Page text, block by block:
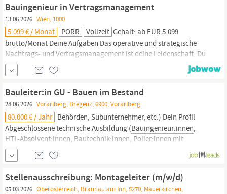
technische Ausbildung im Hochbau, in der Bautechnik oder im
Bauingenieurwesen
Bauingenieur in Vertragsmanagement
13.06.2026 Wien, 1000
5.099 € / Monat PORR Vollzeit Gehalt: ab EUR 5.099
brutto/Monat Deine Aufgaben Das operative und strategische
Nachtrags- und Vertragsmanagement ist deine Leidenschaft. Du
kümmerst dich um die Ausarbeitung/Aufbereitung von
Nachträgen, Behinderungs-, Bedenken- sowie
Projektleitungen. Du berätst die Bau- und Projektleitung zu
baubetrieblichen und...
Bauleiter:in GU - Bauen im Bestand
28.06.2026 Vorarlberg, Bregenz, 6900, Vorarlberg
80.000 € / Jahr Behörden, Subunternehmer, etc.) Dein Profil
Abgeschlossene technische Ausbildung (Bauingenieur:innen,
HTL-Absolvent:innen, Bautechnik:innen, Polier:innen mit
abgeschlossener Bauhandwerkerschule, o.ä.) Mehrere Jahre
Berufserfahrung in der Bauleitung Bereitschaft zur Übernahme
von Verantwortung sowie Belastbarkeit Kunden- und
Stellenausschreibung: Montageleiter (m/w/d)
05.03.2026 Oberösterreich, Braunau am Inn, 5270, Mauerkirchen,